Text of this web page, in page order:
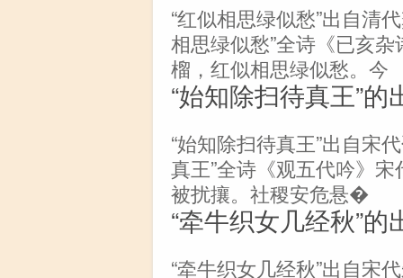
“红似相思绿似愁”出自清
相思绿似愁”全诗《已亥
榴，红似相思绿似愁。今
“始知除扫待真王”的
“始知除扫待真王”出自宋
真王”全诗《观五代吟》
被扰攘。社稷安危悬�
“牵牛织女几经秋”的
“牵牛织女几经秋”出自宋